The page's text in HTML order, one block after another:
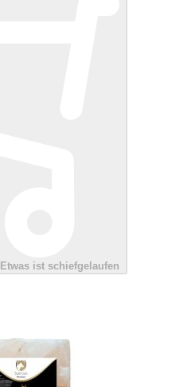
Etwas ist schiefgelaufen